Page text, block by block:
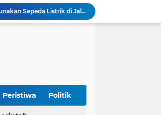
Polres Mojokerto Imbau Masyarakat Tidak Gunakan Sepeda Listrik di Jalan Raya
Insiden Peluru Nyasar, Warga 10 Desa Lekok dan Nguling Gelar Audensi dengan Bupati Pasuruan
Peristiwa Politik